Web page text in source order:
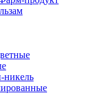
никель